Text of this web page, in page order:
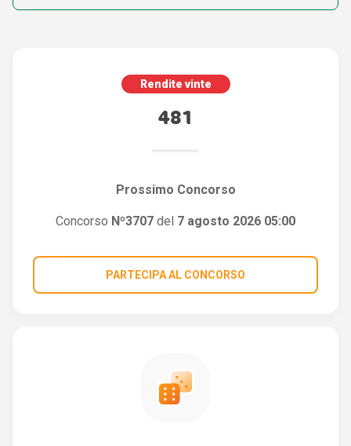
Rendite vinte
481
Prossimo Concorso
Concorso Nº3707 del 7 agosto 2026 05:00
PARTECIPA AL CONCORSO